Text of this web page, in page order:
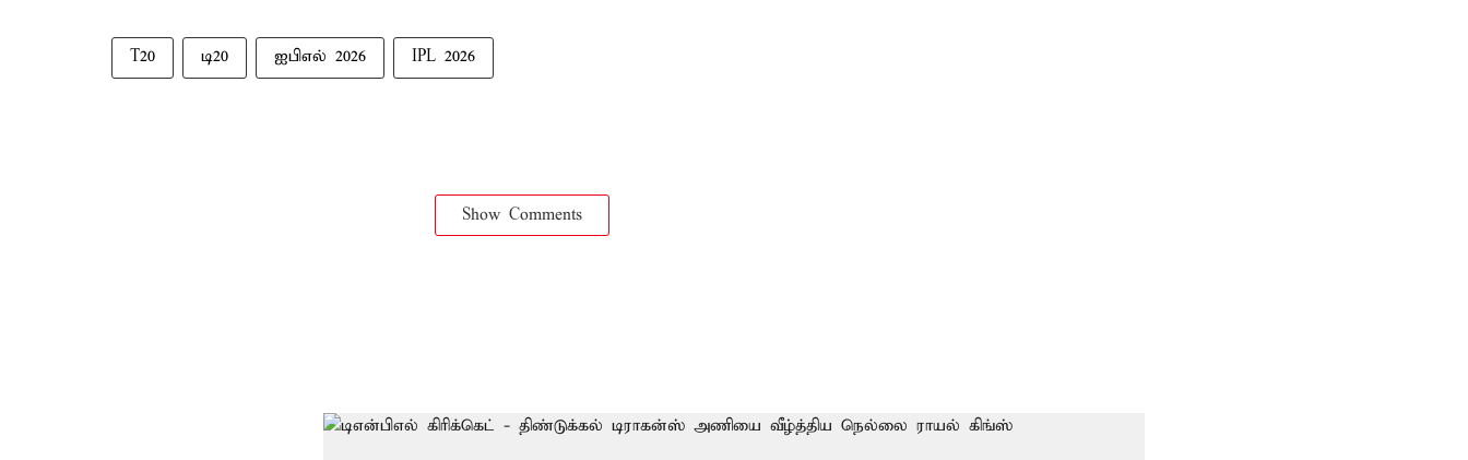
T20 டி20 ஐபிஎல் 2026 IPL 2026
Show Comments